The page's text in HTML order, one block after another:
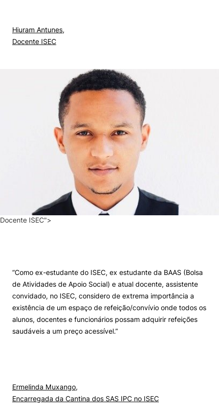
Hiuram Antunes,
Docente ISEC
Docente ISEC">
“Como ex-estudante do ISEC, ex estudante da BAAS (Bolsa
de Atividades de Apoio Social) e atual docente, assistente
convidado, no ISEC, considero de extrema importância a
existência de um espaço de refeição/convívio onde todos os
alunos, docentes e funcionários possam adquirir refeições
saudáveis a um preço acessível.”
Ermelinda Muxango,
Encarregada da Cantina dos SAS IPC no ISEC